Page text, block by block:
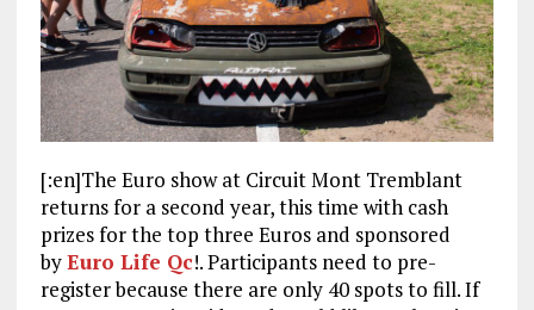
[:en]The Euro show at Circuit Mont Tremblant
returns for a second year, this time with cash
prizes for the top three Euros and sponsored
byEuro Life Qc!. Participants need to pre-
register because there are only 40 spots to fill. If